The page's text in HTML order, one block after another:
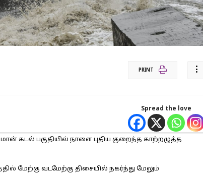
PRINT
Spread the love
கடல் பகுதியில் நாளை புதிய குறைந்த காற்றழுத்த
மேற்கு வடமேற்கு திசையில் நகர்ந்து மேலும்